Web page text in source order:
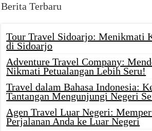
Berita Terbaru
Tour Travel Sidoarjo: Menikmati
di Sidoarjo
Adventure Travel Company:
Nikmati Petualangan Lebih Seru!
Travel dalam Bahasa Indonesia:
Tantangan Mengunjungi Negeri
Agen Travel Luar Negeri:
Perjalanan Anda ke Luar Negeri